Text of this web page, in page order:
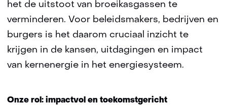
het de uitstoot van broeikasgassen te
verminderen. Voor beleidsmakers, bedrijven en
burgers is het daarom cruciaal inzicht te
krijgen in de kansen, uitdagingen en impact
van kernenergie in het energiesysteem.
Onze rol: impactvol en toekomstgericht